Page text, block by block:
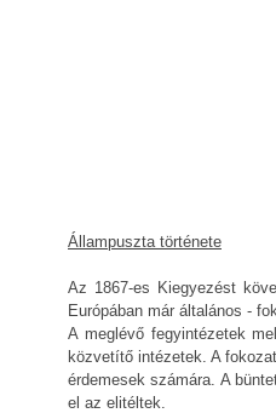
Állampuszta története
Az 1867-es Kiegyezést
Európában már általános -
A meglévő fegyintézetek
közvetítő intézetek. A
érdemesek számára. A
el az elitéltek.